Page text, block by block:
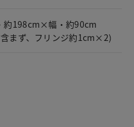
約198cm×幅・約90cm
まず、フリンジ約1cm×2)